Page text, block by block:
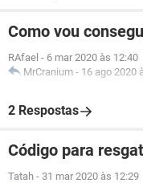
Como vou
RAfael - 6 mar 2020 às 12:40
MrCranium - 16 ago 2020
2 Respostas
Código para
Tatah - 31 mar 2020 às 12:29